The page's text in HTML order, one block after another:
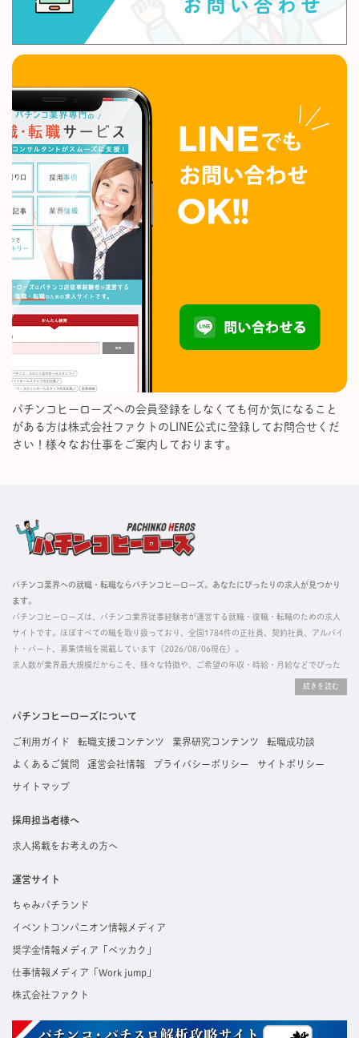
パチンコヒーローズへの会員登録をしなくても何か気になること
がある方は株式会社ファクトのLINE公式に登録してお問合せくだ
さい！様々なお仕事をご案内しております。
パチンコ業界への就職・転職ならパチンコヒーローズ。あなたにぴったりの求人が見つかり
ます。
パチンコヒーローズは、パチンコ業界従事経験者が運営する就職・復職・転職のための求人
サイトです。ほぼすべての職を取り扱っており、全国1784件の正社員、契約社員、アルバイ
ト・パート、募集情報を掲載しています（2026/08/06現在）。
求人数が業界最大規模だからこそ、様々な特徴や、ご希望の年収・時給・月給などでぴった
りな求人を探すことができ、ご利用者の約96%の方に「満足」とお答えいただいています。
掲載している求人は、すべて契約法人様から寄せられた正規の求人情報です。応募いただい
た内容はすぐに直接事業所に届くためスムーズに転職・復職できます。
パチンコヒーローズについて
ご利用ガイド 転職支援コンテンツ 業界研究コンテンツ 転職成功談
よくあるご質問 運営会社情報 プライバシーポリシー サイトポリシー
サイトマップ
採用担当者様へ
求人掲載をお考えの方へ
運営サイト
ちゃみパチランド
イベントコンパニオン情報メディア
奨学金情報メディア「ベッカク」
仕事情報メディア「Work jump」
株式会社ファクト